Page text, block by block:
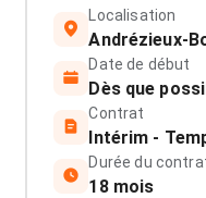
Localisation
Andrézieux-
Date de début
Dès que
Contrat
Intérim -
Durée du
18 mois